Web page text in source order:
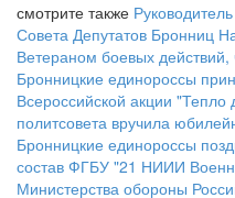
смотрите также
Совета Депутатов Бронниц
Ветераном боевых
Бронницкие единороссы
Всероссийской акции "Тепло
политсовета вручила
Бронницкие единороссы
состав ФГБУ "21 НИИИ
Министерства обороны